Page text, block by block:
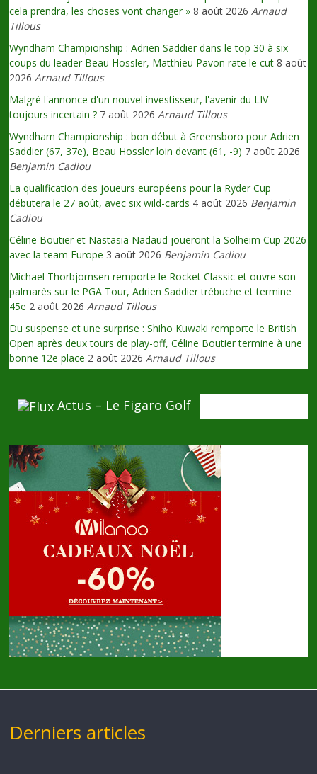
cela prendra, les choses vont changer » 8 août 2026 Arnaud
Tillous
Wyndham Championship : Adrien Saddier dans le top 30 à six
coups du leader Beau Hossler, Matthieu Pavon rate le cut 8 août
2026 Arnaud Tillous
Malgré l'annonce d'un nouvel investisseur, l'avenir du LIV
toujours incertain ? 7 août 2026 Arnaud Tillous
Wyndham Championship : bon début à Greensboro pour Adrien
Saddier (67, 37e), Beau Hossler loin devant (61, -9) 7 août 2026
Benjamin Cadiou
La qualification des joueurs européens pour la Ryder Cup
débutera le 27 août, avec six wild-cards 4 août 2026 Benjamin
Cadiou
Céline Boutier et Nastasia Nadaud joueront la Solheim Cup 2026
avec la team Europe 3 août 2026 Benjamin Cadiou
Michael Thorbjornsen remporte le Rocket Classic et ouvre son
palmarès sur le PGA Tour, Adrien Saddier trébuche et termine
45e 2 août 2026 Arnaud Tillous
Du suspense et une surprise : Shiho Kuwaki remporte le British
Open après deux tours de play-off, Céline Boutier termine à une
bonne 12e place 2 août 2026 Arnaud Tillous
Actus – Le Figaro Golf
Derniers articles